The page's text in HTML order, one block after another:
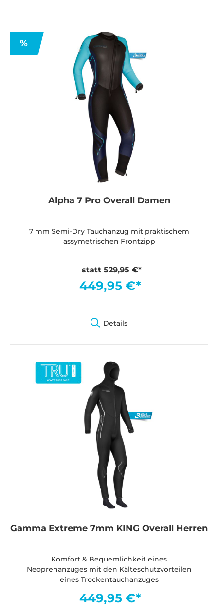
%
Alpha 7 Pro Overall Damen
7 mm Semi-Dry Tauchanzug mit praktischem
assymetrischen Frontzipp
statt 529,95 €*
449,95 €*
Details
Gamma Extreme 7mm KING Overall Herren
Komfort & Bequemlichkeit eines
Neoprenanzuges mit den Kälteschutzvorteilen
eines Trockentauchanzuges
449,95 €*